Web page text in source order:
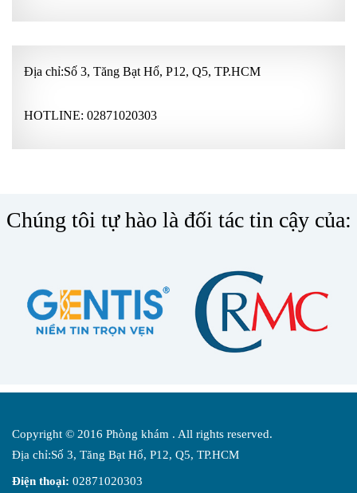
Địa chỉ:Số 3, Tăng Bạt Hổ, P12, Q5, TP.HCM
HOTLINE: 02871020303
Chúng tôi tự hào là đối tác tin cậy của:
Copyright © 2016 Phòng khám . All rights reserved.
Địa chỉ:Số 3, Tăng Bạt Hổ, P12, Q5, TP.HCM
Điện thoại: 02871020303